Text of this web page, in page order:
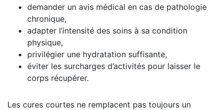
demander un avis médical en cas de pathologie
chronique,
adapter l’intensité des soins à sa condition
physique,
privilégier une hydratation suffisante,
éviter les surcharges d’activités pour laisser le
corps récupérer.
Les cures courtes ne remplacent pas toujours un